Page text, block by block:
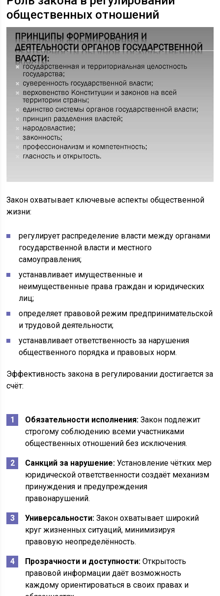
общественных отношений
Закон охватывает ключевые аспекты общественной
жизни:
регулирует распределение власти между органами
государственной власти и местного
самоуправления;
устанавливает имущественные и
неимущественные права граждан и юридических
лиц;
определяет правовой режим предпринимательской
и трудовой деятельности;
устанавливает ответственность за нарушения
общественного порядка и правовых норм.
Эффективность закона в регулировании достигается за
счёт:
Обязательности исполнения: Закон подлежит
строгому соблюдению всеми участниками
общественных отношений без исключения.
Санкций за нарушение: Установление чётких мер
юридической ответственности создаёт механизм
принуждения и предупреждения
правонарушений.
Универсальности: Закон охватывает широкий
круг жизненных ситуаций, минимизируя
правовую неопределённость.
Прозрачности и доступности: Открытость
правовой информации даёт возможность
каждому ориентироваться в своих правах и